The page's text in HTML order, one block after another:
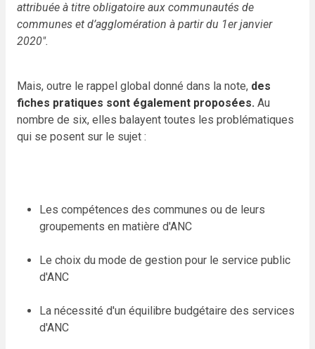
attribuée à titre obligatoire aux communautés de
communes et d’agglomération à partir du 1er janvier
2020".
Mais, outre le rappel global donné dans la note, des
fiches pratiques sont également proposées. Au
nombre de six, elles balayent toutes les problématiques
qui se posent sur le sujet :
Les compétences des communes ou de leurs
groupements en matière d'ANC
Le choix du mode de gestion pour le service public
d'ANC
La nécessité d'un équilibre budgétaire des services
d'ANC